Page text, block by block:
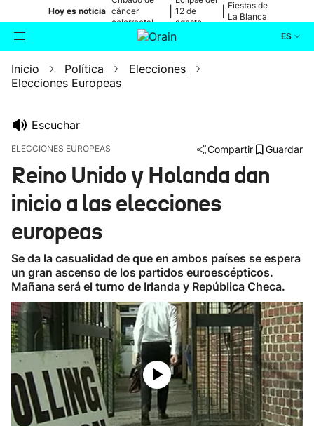
Hoy es noticia cáncer
colorrectal
12 de
agosto
Fiestas de
La Blanca
ES
Buscador Actualidad
Ikusmiran
Inicio Política
Elecciones
Elecciones Europeas
Escuchar
ELECCIONES EUROPEAS Compartir Guardar
Reino Unido y Holanda dan
inicio a las elecciones
europeas
Se da la casualidad de que en ambos países se espera
un gran ascenso de los partidos euroescépticos.
Mañana será el turno de Irlanda y República Checa.